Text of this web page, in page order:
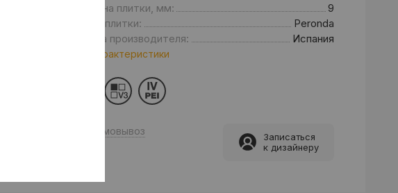
Толщина плитки, мм:
9
Бренд плитки:
Peronda
Страна производителя:
Испания
Все характеристики
Самовывоз
Записаться
к дизайнеру